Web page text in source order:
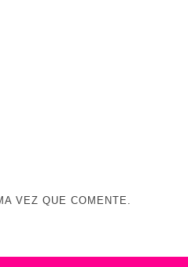
VEZ QUE COMENTE.